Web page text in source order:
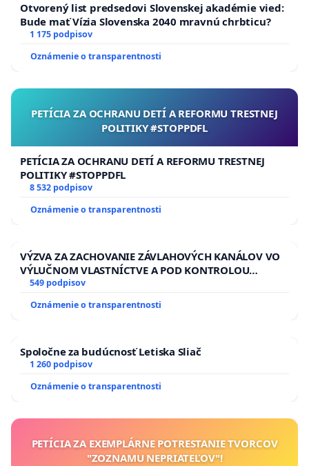
Otvorený list predsedovi Slovenskej akadémie vied:
Bude mať Vízia Slovenska 2040 mravnú chrbticu?
1 175 podpisov
Oznámenie o transparentnosti
PETÍCIA ZA OCHRANU DETÍ A REFORMU TRESTNEJ
POLITIKY #STOPPDFL
PETÍCIA ZA OCHRANU DETÍ A REFORMU TRESTNEJ
POLITIKY #STOPPDFL
8 532 podpisov
Oznámenie o transparentnosti
VÝZVA ZA ZACHOVANIE ZÁVLAHOVÝCH KANÁLOV VO
VÝLUČNOM VLASTNÍCTVE A POD KONTROLOU
SLOVENSKEJ REPUBLIKY & žiadosť na riešenie
zanedbaného stavu závlahových a odvodňovacích
kanálov na Slovensku
549 podpisov
Oznámenie o transparentnosti
Spoločne za budúcnosť Letiska Sliač
1 260 podpisov
Oznámenie o transparentnosti
PETÍCIA ZA EXEMPLÁRNE POTRESTANIE TVORCOV
"ZOZNAMU NEPRIATEĽOV"!